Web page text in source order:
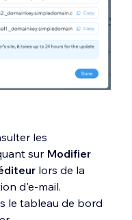
les
sur Modifier
lors de la
d'e-mail.
le tableau de bord